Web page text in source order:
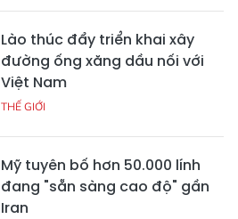
Lào thúc đẩy triển khai xây
đường ống xăng dầu nối với
Việt Nam
THẾ GIỚI
Mỹ tuyên bố hơn 50.000 lính
đang "sẵn sàng cao độ" gần
Iran